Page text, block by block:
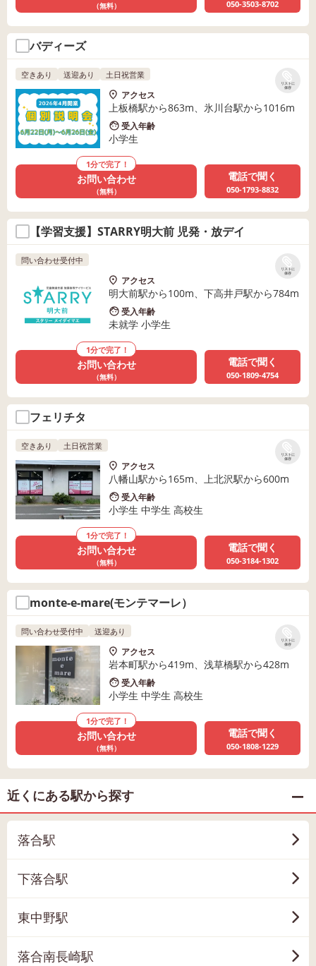
（無料） 050-3503-8702
バディーズ
リストに
保存
空きあり 送迎あり 土日祝営業
アクセス
上板橋駅から863m、氷川台駅から1016m
受入年齢
小学生
1分で完了！
お問い合わせ
（無料）
電話で聞く
050-1793-8832
【学習支援】STARRY明大前 児発・放デイ
リストに
保存
問い合わせ受付中
アクセス
明大前駅から100m、下高井戸駅から784m
受入年齢
未就学 小学生
1分で完了！
お問い合わせ
（無料）
電話で聞く
050-1809-4754
フェリチタ
リストに
保存
空きあり 土日祝営業
アクセス
八幡山駅から165m、上北沢駅から600m
受入年齢
小学生 中学生 高校生
1分で完了！
お問い合わせ
（無料）
電話で聞く
050-3184-1302
monte-e-mare(モンテマーレ）
リストに
保存
問い合わせ受付中 送迎あり
アクセス
岩本町駅から419m、浅草橋駅から428m
受入年齢
小学生 中学生 高校生
1分で完了！
お問い合わせ
（無料）
電話で聞く
050-1808-1229
近くにある駅から探す
落合駅
下落合駅
東中野駅
落合南長崎駅